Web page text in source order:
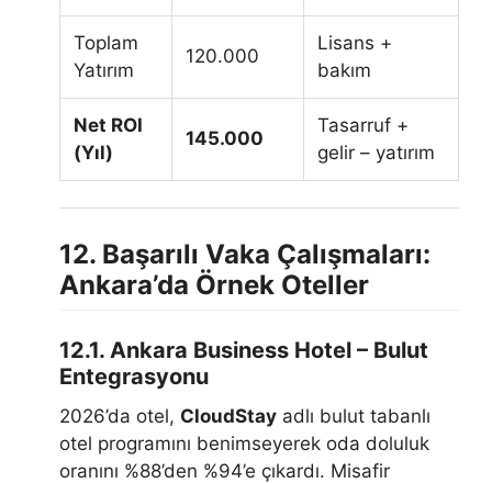
Toplam
Yatırım
120.000
Lisans +
bakım
Net ROI
(Yıl)
145.000
Tasarruf +
gelir – yatırım
12. Başarılı Vaka Çalışmaları:
Ankara’da Örnek Oteller
12.1. Ankara Business Hotel – Bulut
Entegrasyonu
2026’da otel, CloudStay adlı bulut tabanlı
otel programını benimseyerek oda doluluk
oranını %88’den %94’e çıkardı. Misafir